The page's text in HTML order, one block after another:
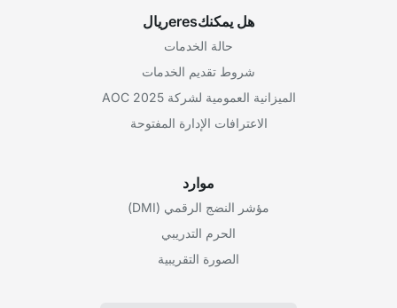
هل يمكنكeresريال
حالة الخدمات
شروط تقديم الخدمات
الميزانية العمومية لشركة AOC 2025
الاعترافات الإدارة المفتوحة
موارد
مؤشر النضج الرقمي (DMI)
الحرم التدريبي
الصورة التقريبية